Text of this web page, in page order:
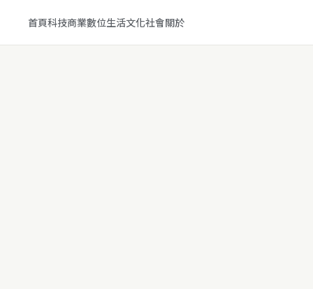
首頁科技商業數位生活文化社會關於